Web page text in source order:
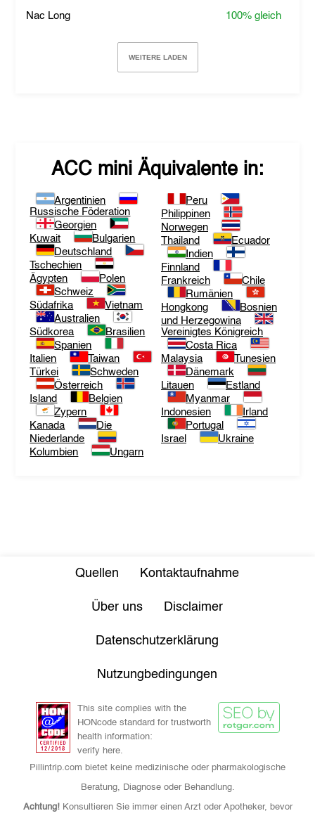
Nac Long 100% gleich
WEITERE LADEN
ACC mini Äquivalente in:
Argentinien
Russische Föderation
Georgien
Kuwait
Bulgarien
Deutschland
Tschechien
Ägypten
Polen
Schweiz
Südafrika
Vietnam
Australien
Südkorea
Brasilien
Spanien
Italien
Taiwan
Türkei
Schweden
Österreich
Island
Belgien
Zypern
Kanada
Die
Niederlande
Kolumbien
Ungarn
Peru
Philippinen
Norwegen
Thailand
Ecuador
Indien
Finnland
Frankreich
Chile
Rumänien
Hongkong
Bosnien
und Herzegowina
Vereinigtes Königreich
Costa Rica
Malaysia
Tunesien
Dänemark
Litauen
Estland
Myanmar
Indonesien
Irland
Portugal
Israel
Ukraine
Quellen Kontaktaufnahme
Über uns Disclaimer
Datenschutzerklärung
Nutzungbedingungen
This site complies with the
HONcode standard for trustworth
health information:
verify here.
Pillintrip.com bietet keine medizinische oder pharmakologische
Beratung, Diagnose oder Behandlung.
Achtung!Konsultieren Sie immer einen Arzt oder Apotheker, bevor